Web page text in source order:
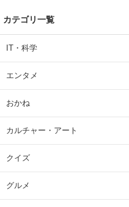
カテゴリ一覧
IT・科学
エンタメ
おかね
カルチャー・アート
クイズ
グルメ